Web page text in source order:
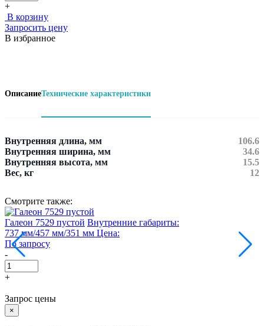
+
В корзину
Запросить цену
В избранное
ОписаниеТехнические характеристики
Внутренняя длина, мм
106.6
Внутренняя ширина, мм
34.6
Внутренняя высота, мм
15.5
Вес, кг
12
Смотрите также:
Галеон 7529 пустой Внутренние габариты:
737 мм/457 мм/351 мм Цена:
По запросу
-
+
Запрос цены
×